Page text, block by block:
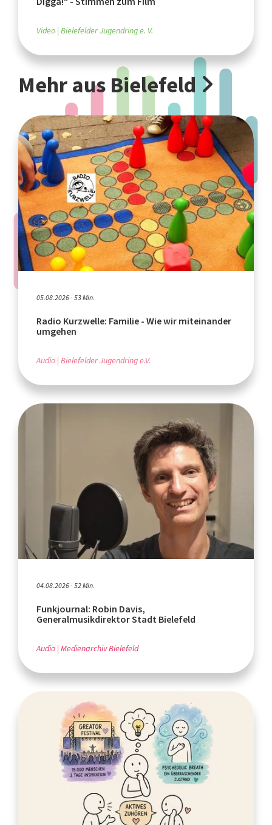
Video Bielefelder Jugendring e. V.
Mehr aus Bielefeld
05.08.2026 - 53 Min.
Radio Kurzwelle: Familie - Wie wir miteinander
umgehen
Audio Bielefelder Jugendring e.V.
04.08.2026 - 52 Min.
Funkjournal: Robin Davis,
Generalmusikdirektor Stadt Bielefeld
Audio Medienarchiv Bielefeld